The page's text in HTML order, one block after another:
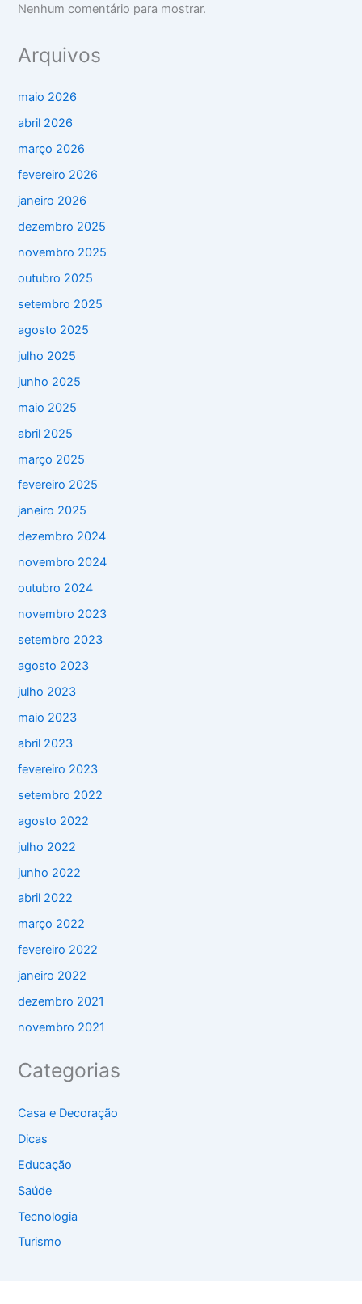
Nenhum comentário para mostrar.
Arquivos
maio 2026
abril 2026
março 2026
fevereiro 2026
janeiro 2026
dezembro 2025
novembro 2025
outubro 2025
setembro 2025
agosto 2025
julho 2025
junho 2025
maio 2025
abril 2025
março 2025
fevereiro 2025
janeiro 2025
dezembro 2024
novembro 2024
outubro 2024
novembro 2023
setembro 2023
agosto 2023
julho 2023
maio 2023
abril 2023
fevereiro 2023
setembro 2022
agosto 2022
julho 2022
junho 2022
abril 2022
março 2022
fevereiro 2022
janeiro 2022
dezembro 2021
novembro 2021
Categorias
Casa e Decoração
Dicas
Educação
Saúde
Tecnologia
Turismo